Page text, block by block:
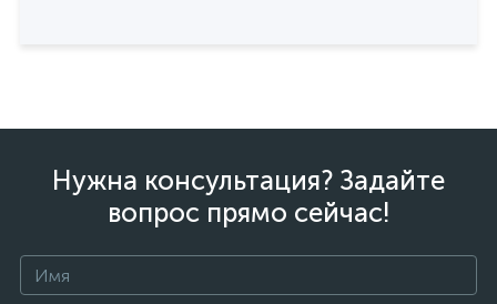
Нужна консультация? Задайте
вопрос прямо сейчас!